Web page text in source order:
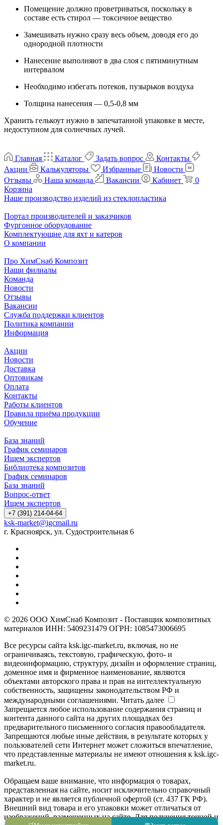
Помещение должно проветриваться, поскольку в
составе есть стирол — токсичное вещество
Замешивать нужно сразу весь объем, доводя его до
однородной плотности
Нанесение выполняют в два слоя с пятиминутным
интервалом
Необходимо избегать потеков, пузырьков воздуха
Толщина нанесения — 0,5-0,8 мм
Хранить гелькоут нужно в запечатанной упаковке в месте,
недоступном для солнечных лучей.
Главная Каталог Задать вопрос
Контакты
Акции
Калькуляторы Избранные
Новости
Отзывы
Наша команда Вакансии Кабинет
0
Корзина
Наше производство изделий из стеклопластика
Портал производителей и заказчиков
Фургонное оборудование
Комплектующие для яхт и катеров
О компании
Про ХимСнаб Композит
Наши филиалы
Команда
Новости
Отзывы
Вакансии
Служба поддержки клиентов
Политика компании
Информация
Акции
Новости
Доставка
Оптовикам
Оплата
Контакты
Работы клиентов
Правила приёма продукции
Обучение
База знаний
График семинаров
Ищем экспертов
Библиотека композитов
График семинаров
База знаний
Вопрос-ответ
Ищем экспертов
+7 (391) 214-04-64
ksk-market@igcmail.ru
г. Красноярск, ул. Судостроительная 6
© 2026 ООО ХимСнаб Композит - Поставщик композитных
материалов ИНН: 5409231479 ОГРН: 1085473006695
Все ресурсы сайта ksk.igc-market.ru, включая, но не
ограничиваясь, текстовую, графическую, фото- и
видеоинформацию, структуру, дизайн и оформление страниц,
доменное имя и фирменное наименование, являются
объектами авторского права и прав на интеллектуальную
собственность, защищены законодательством РФ и
международными соглашениями. Читать далее
Запрещается любое использование содержания страниц и
контента данного сайта на других площадках без
предварительного письменного согласия правообладателя.
Запрещаются любые иные действия, в результате которых у
пользователей сети Интернет может сложиться впечатление,
что представленные материалы не имеют отношения к ksk.igc-
market.ru.
Обращаем ваше внимание, что информация о товарах,
представленная на сайте, носит исключительно справочный
характер и не является публичной офертой (ст. 437 ГК РФ).
Внешний вид товара и его упаковки может отличаться от
изображений, размещенных на сайте. Для получения точной и